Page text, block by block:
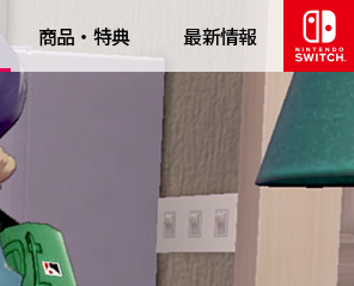
商品・特典 最新情報